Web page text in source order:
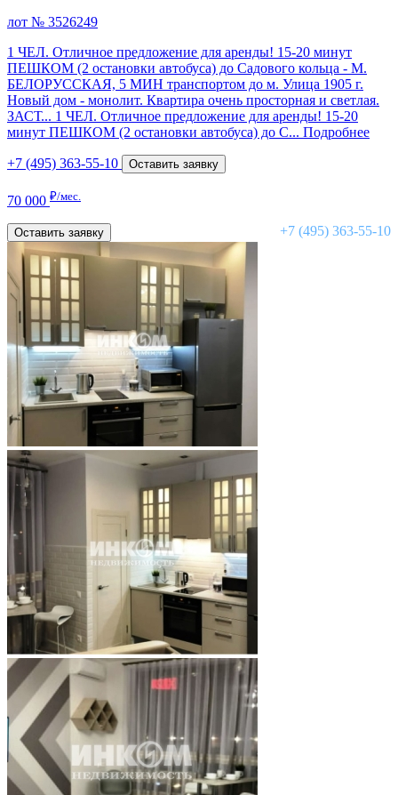
лот № 3526249
1 ЧЕЛ. Отличное предложение для аренды! 15-20 минут
ПЕШКОМ (2 остановки автобуса) до Садового кольца - М.
БЕЛОРУССКАЯ, 5 МИН транспортом до м. Улица 1905 г.
Новый дом - монолит. Квартира очень просторная и светлая.
ЗАСТ... 1 ЧЕЛ. Отличное предложение для аренды! 15-20
минут ПЕШКОМ (2 остановки автобуса) до С... Подробнее
+7 (495) 363-55-10 Оставить заявку
70 000 ₽/мес.
+7 (495) 363-55-10
Оставить заявку